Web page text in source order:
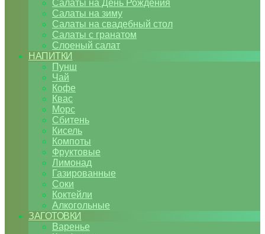
Салаты на День Рождения
Салаты на зиму
Салаты на свадебный стол
Салаты с гранатом
Слоеный салат
НАПИТКИ
Пунш
Чай
Кофе
Квас
Морс
Сбитень
Кисель
Компоты
Фруктовые
Лимонад
Газированные
Соки
Коктейли
Алкогольные
ЗАГОТОВКИ
Варенье